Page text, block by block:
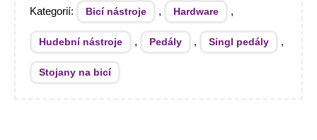
Kategorií: Bicí nástroje , Hardware ,
Hudební nástroje , Pedály , Singl pedály ,
Stojany na bicí